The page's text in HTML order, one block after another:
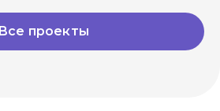
Все проекты